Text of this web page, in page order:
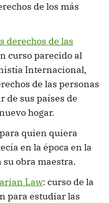
de los más
derechos de las
curso parecido al
Internacional,
de las personas
de sus países de
hogar.
quien quiera
en la época en la
obra maestra.
Law: curso de la
para estudiar las